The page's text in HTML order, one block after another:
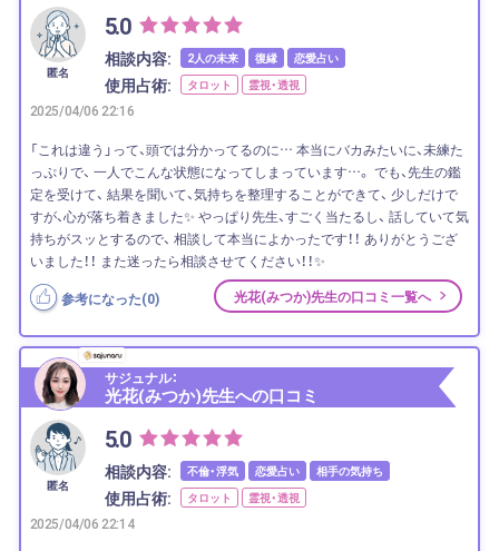
匿名
5.0
相談内容: 2人の未来 復縁 恋愛占い
使用占術: タロット 霊視・透視
2025/04/06 22:16
「これは違う」って、頭では分かってるのに… 本当にバカみたいに、未練た
っぷりで、 一人でこんな状態になってしまっています…。 でも、先生の鑑
定を受けて、 結果を聞いて、気持ちを整理することができて、 少しだけで
すが、心が落ち着きました✨ やっぱり先生、すごく当たるし、 話していて気
持ちがスッとするので、 相談して本当によかったです！！ ありがとうござ
いました！！ また迷ったら相談させてください！！✨
参考になった(0) 光花(みつか)先生の口コミ一覧へ
サジュナル：
光花(みつか)先生への口コミ
匿名
5.0
相談内容: 不倫・浮気 恋愛占い 相手の気持ち
使用占術: タロット 霊視・透視
2025/04/06 22:14